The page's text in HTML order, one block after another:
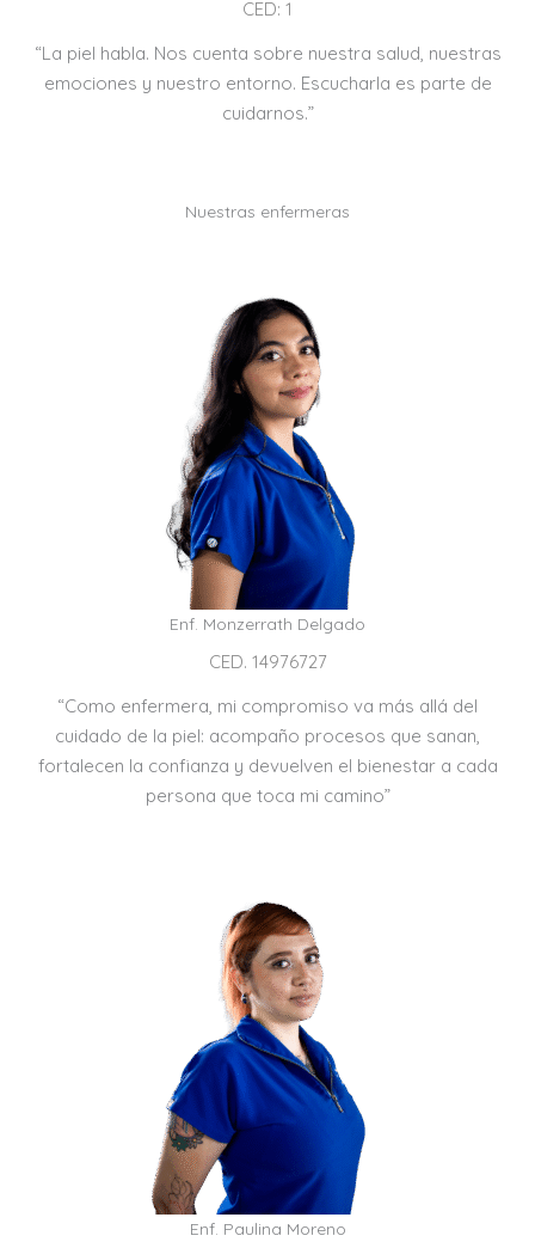
CED: 1
“La piel habla. Nos cuenta sobre nuestra salud, nuestras
emociones y nuestro entorno. Escucharla es parte de
cuidarnos.”
Nuestras enfermeras
Enf. Monzerrath Delgado
CED. 14976727
“Como enfermera, mi compromiso va más allá del
cuidado de la piel: acompaño procesos que sanan,
fortalecen la confianza y devuelven el bienestar a cada
persona que toca mi camino”
Enf. Paulina Moreno